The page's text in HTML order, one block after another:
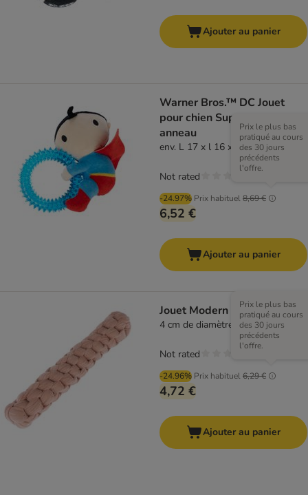
Ajouter au panier
Warner Bros.™ DC Jouet
pour chien Superman avec
anneau
env. L 17 x l 16 x H 5 cm
-24.97% Prix habituel8,69 €
Prix le plus bas
pratiqué au cours
des 30 jours
précédents
l'offre.
6,52 €
Not rated
Ajouter au panier
Jouet Modern Living Tarifa
4 cm de diamètre x L 24,5 cm
-24.96% Prix habituel6,29 €
Prix le plus bas
pratiqué au cours
des 30 jours
précédents
l'offre.
4,72 €
Not rated
Ajouter au panier